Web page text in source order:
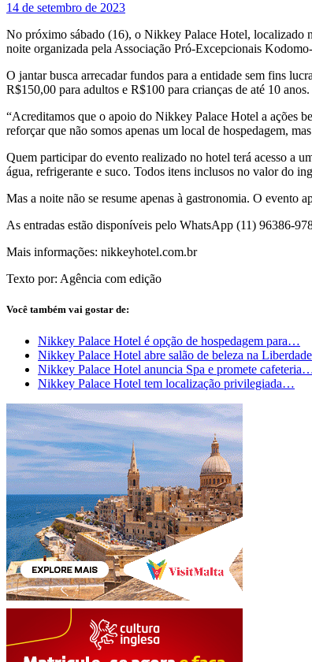
14 de setembro de 2023
No próximo sábado (16), o Nikkey Palace Hotel, localizado
noite organizada pela Associação Pró-Excepcionais
O jantar busca arrecadar fundos para a entidade sem fins
R$150,00 para adultos e R$100 para crianças de até 10 anos.
“Acreditamos que o apoio do Nikkey Palace Hotel a ações
reforçar que não somos apenas um local de hospedagem,
Quem participar do evento realizado no hotel terá acesso a
água, refrigerante e suco. Todos itens inclusos no valor do
Mas a noite não se resume apenas à gastronomia. O
As entradas estão disponíveis pelo WhatsApp (11) 96386-
Mais informações: nikkeyhotel.com.br
Texto por: Agência com edição
Você também vai gostar de:
Nikkey Palace Hotel é opção de hospedagem para…
Nikkey Palace Hotel abre salão de beleza na Liberdade
Nikkey Palace Hotel anuncia Spa e promete
Nikkey Palace Hotel tem localização privilegiada…